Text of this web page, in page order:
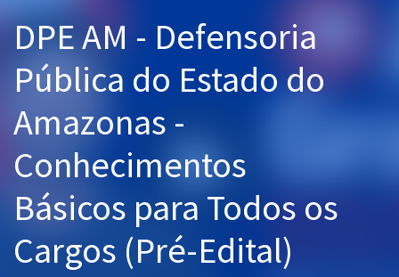
Cursos 20% OFF
Pós
Graduação
OAB
Mentorias
Questões grátis
DPE AM - Defensoria
Pública do Estado do
Amazonas -
Conhecimentos
Básicos para Todos os
Cargos (Pré-Edital)